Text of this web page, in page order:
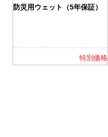
防災用ウェット（5年保証）
特別価格